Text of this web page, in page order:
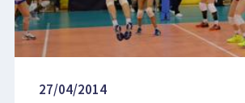
27/04/2014